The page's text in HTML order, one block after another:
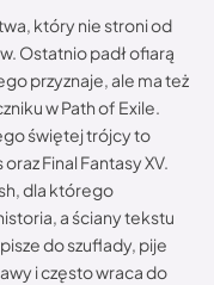
który nie stroni od
Ostatnio padł ofiarą
przyznaje, ale ma też
w Path of Exile.
świętej trójcy to
Final Fantasy XV.
dla którego
a ściany tekstu
do szuflady, pije
i często wraca do